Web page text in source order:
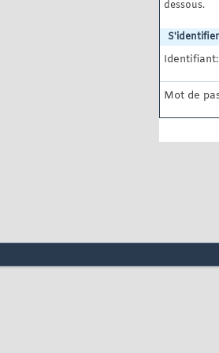
dessous.
S'identifier
Identifiant:
Mot de